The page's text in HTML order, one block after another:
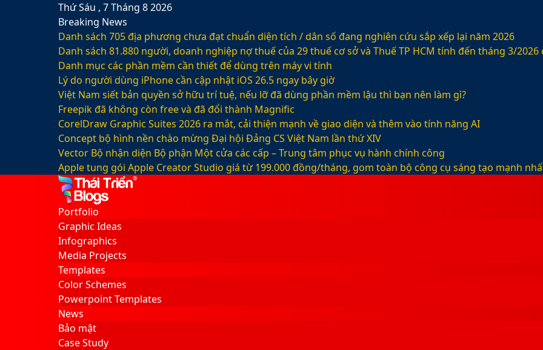
Thứ Sáu , 7 Tháng 8 2026
Breaking News
Danh sách 705 địa phương chưa đạt chuẩn diện tích / dân số đang nghiên cứu sắp xếp lại năm 2026
Danh sách 81.880‬ người, doanh nghiệp nợ thuế của 29 thuế cơ sở và Thuế TP HCM tính đến tháng 3/2026
Danh mục các phần mềm cần thiết để dùng trên máy vi tính
Lý do người dùng iPhone cần cập nhật iOS 26.5 ngay bây giờ
Việt Nam siết bản quyền sở hữu trí tuệ, nếu lỡ đã dùng phần mềm lậu thì bạn nên làm gì?
Freepik đã không còn free và đã đổi thành Magnific
CorelDraw Graphic Suites 2026 ra mắt, cải thiện mạnh về giao diện và thêm vào tính năng AI
Concept bộ hình nền chào mừng Đại hội Đảng CS Việt Nam lần thứ XIV
Vector Bộ nhận diện Bộ phận Một cửa các cấp – Trung tâm phục vụ hành chính công
Apple tung gói Apple Creator Studio giá từ 199.000 đồng/tháng, gom toàn bộ công cụ sáng tạo mạnh
Facebook
X
LinkedIn
YouTube
Google
Play
Sidebar
Switch
skin
Portfolio
Graphic Ideas
Infographics
Media Projects
Templates
Color Schemes
Powerpoint Templates
News
Bảo mật
Case Study